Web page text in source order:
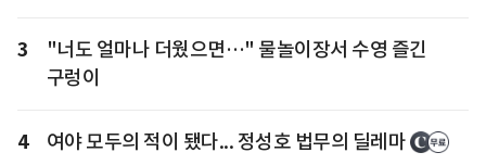
3
"너도 얼마나 더웠으면…" 물놀이장서 수영 즐긴
구렁이
4 여야 모두의 적이 됐다... 정성호 법무의 딜레마